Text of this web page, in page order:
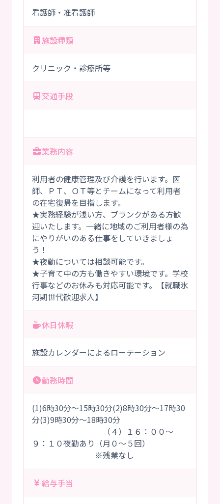
看護師・准看護師
施設種類
クリニック・診療所等
交通手段
業務内容
利用者の健康管理及び介護を行います。医
師、ＰＴ、ＯＴ等とチームになって利用者
の在宅復帰を目指します。
★実務経験が浅い方、ブランクがある方歓
迎いたします。一緒に地域のご利用者様の為
にやりがいのある仕事をしていきましょ
う！
★夜勤については相談可能です。
★子育て中の方も働きやすい環境です。学校
行事などのお休みも対応可能です。【就職氷
河期世代歓迎求人】
休日休暇
施設カレンダーによるローテーション
勤務時間
(1)6時30分～15時30分(2)8時30分～17時30
分(3)9時30分～18時30分
（４）１６：００～
９：１０夜勤あり（月０～５回）
※残業なし
給与手当